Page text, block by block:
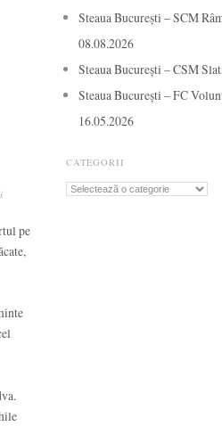
pe
Steaua București – SCM
08.08.2026
Steaua București – CSM
Steaua București – FC
16.05.2026
CATEGORII
Categorii